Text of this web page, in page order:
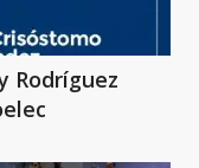
Rodríguez